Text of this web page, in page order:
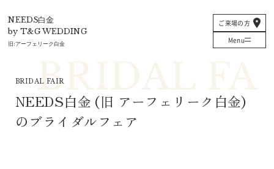
NEEDS白金
by T&G WEDDING
旧:アーフェリーク白金
ご来場の方
Menu
BRIDAL FAIR
NEEDS白金 (旧 アーフェリーク白金)
のブライダルフェア